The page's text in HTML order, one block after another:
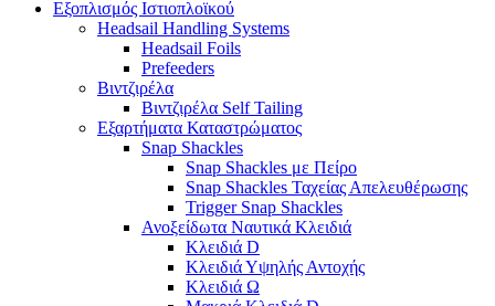
Εξοπλισμός Ιστιοπλοϊκού
Headsail Handling Systems
Headsail Foils
Prefeeders
Βιντζιρέλα
Βιντζιρέλα Self Tailing
Εξαρτήματα Καταστρώματος
Snap Shackles
Snap Shackles με Πείρο
Snap Shackles Ταχείας Απελευθέρωσης
Trigger Snap Shackles
Ανοξείδωτα Ναυτικά Κλειδιά
Κλειδιά D
Κλειδιά Υψηλής Αντοχής
Κλειδιά Ω